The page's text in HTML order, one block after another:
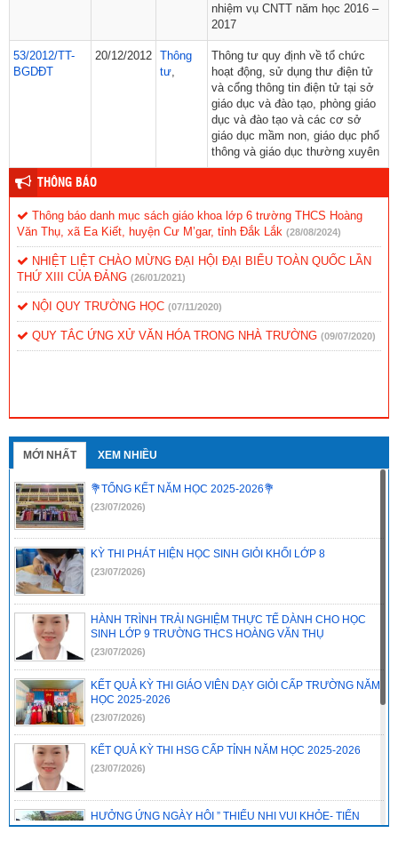
nhiệm vụ CNTT năm học 2016 –
2017
53/2012/TT-
BGDĐT
20/12/2012 Thông
tư
Thông tư quy định về tổ chức
hoạt động, sử dụng thư điện tử
và cổng thông tin điện tử tại sở
giáo dục và đào tạo, phòng giáo
dục và đào tạo và các cơ sở
giáo dục mầm non, giáo dục phổ
thông và giáo dục thường xuyên
THÔNG BÁO
Thông báo danh mục sách giáo khoa lớp 6 trường THCS Hoàng
Văn Thụ, xã Ea Kiết, huyện Cư M’gar, tỉnh Đắk Lắk (28/08/2024)
NHIỆT LIỆT CHÀO MỪNG ĐẠI HỘI ĐẠI BIỂU TOÀN QUỐC LẦN
THỨ XIII CỦA ĐẢNG (26/01/2021)
NỘI QUY TRƯỜNG HỌC (07/11/2020)
QUY TẮC ỨNG XỬ VĂN HÓA TRONG NHÀ TRƯỜNG (09/07/2020)
MỚI NHẤT XEM NHIỀU
💐TỔNG KẾT NĂM HỌC 2025-2026💐
(23/07/2026)
KỲ THI PHÁT HIỆN HỌC SINH GIỎI KHỐI LỚP 8
(23/07/2026)
HÀNH TRÌNH TRẢI NGHIỆM THỰC TẾ DÀNH CHO HỌC
SINH LỚP 9 TRƯỜNG THCS HOÀNG VĂN THỤ
(23/07/2026)
KẾT QUẢ KỲ THI GIÁO VIÊN DẠY GIỎI CẤP TRƯỜNG NĂM
HỌC 2025-2026
(23/07/2026)
KẾT QUẢ KỲ THI HSG CẤP TỈNH NĂM HỌC 2025-2026
(23/07/2026)
HƯỞNG ỨNG NGÀY HỘI ” THIẾU NHI VUI KHỎE- TIẾN
BƯỚC LÊN ĐOÀN”